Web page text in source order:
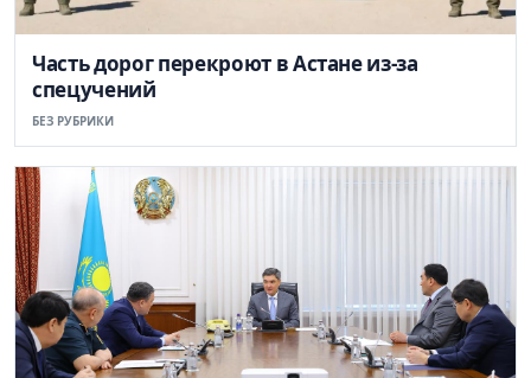
Часть дорог перекроют в Астане из-за
спецучений
БЕЗ РУБРИКИ